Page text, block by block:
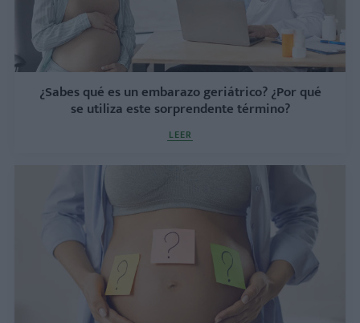
¿Sabes qué es un embarazo geriátrico? ¿Por qué
se utiliza este sorprendente término?
LEER